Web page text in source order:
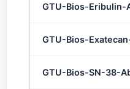
GTU-Bios-Eribulin-
GTU-Bios-
GTU-Bios-SN-38-